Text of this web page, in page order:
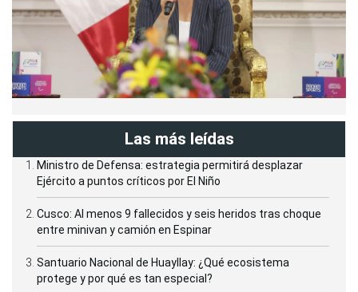
Las más leídas
Ministro de Defensa: estrategia permitirá desplazar
Ejército a puntos críticos por El Niño
Cusco: Al menos 9 fallecidos y seis heridos tras choque
entre minivan y camión en Espinar
Santuario Nacional de Huayllay: ¿Qué ecosistema
protege y por qué es tan especial?